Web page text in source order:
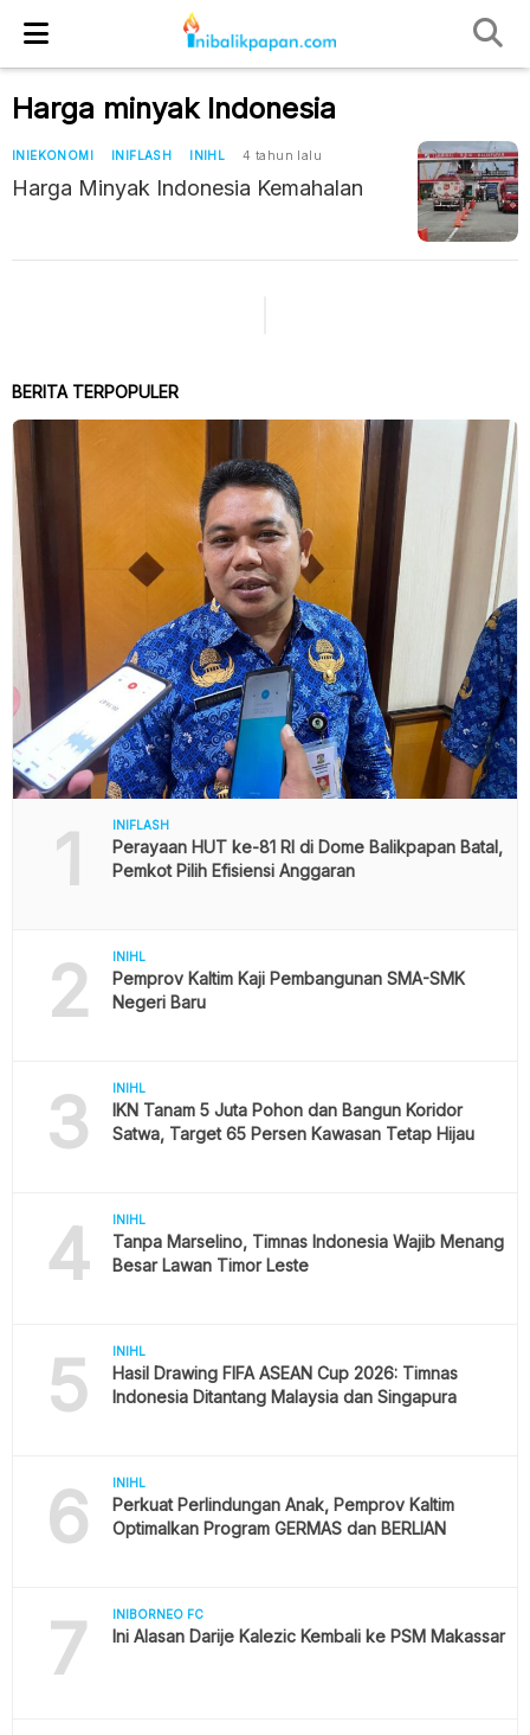
Harga minyak Indonesia
INIEKONOMI INIFLASH INIHL 4 tahun lalu
Harga Minyak Indonesia Kemahalan
BERITA TERPOPULER
1 INIFLASH
Perayaan HUT ke-81 RI di Dome Balikpapan Batal,
Pemkot Pilih Efisiensi Anggaran
2 INIHL
Pemprov Kaltim Kaji Pembangunan SMA-SMK
Negeri Baru
3 INIHL
IKN Tanam 5 Juta Pohon dan Bangun Koridor
Satwa, Target 65 Persen Kawasan Tetap Hijau
4 INIHL
Tanpa Marselino, Timnas Indonesia Wajib Menang
Besar Lawan Timor Leste
5 INIHL
Hasil Drawing FIFA ASEAN Cup 2026: Timnas
Indonesia Ditantang Malaysia dan Singapura
6 INIHL
Perkuat Perlindungan Anak, Pemprov Kaltim
Optimalkan Program GERMAS dan BERLIAN
7 INIBORNEO FC
Ini Alasan Darije Kalezic Kembali ke PSM Makassar